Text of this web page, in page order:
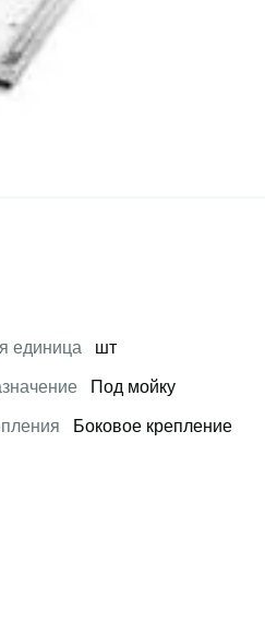
единица шт
Под мойку
Боковое крепление